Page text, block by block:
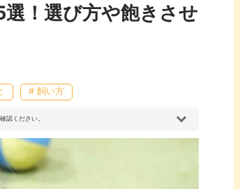
！選び方や飽きさせ
# 飼い方
認ください。